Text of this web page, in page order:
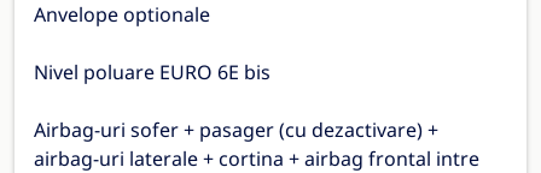
Anvelope optionale
Nivel poluare EURO 6E bis
Airbag-uri sofer + pasager (cu dezactivare) +
airbag-uri laterale + cortina + airbag frontal intre